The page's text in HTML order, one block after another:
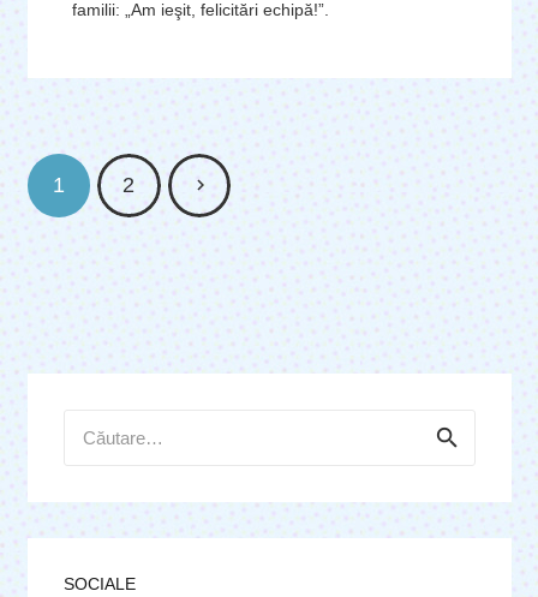
familii: „Am ieşit, felicitări echipă!”.
1 2
după:
SOCIALE